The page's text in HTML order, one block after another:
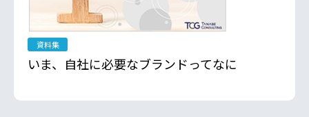
資料集
いま、自社に必要なブランドってなに